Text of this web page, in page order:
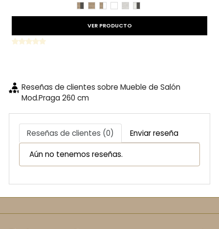
CAMBRIAN/PIZARRA
CAMBRIAN
CAMBRIAN/BLANCO
BLANCO
TIBETTIBET/PIZARRA
VER PRODUCTO
Reseñas de clientes sobre Mueble de Salón
Mod.Praga 260 cm
Reseñas de clientes (0) Enviar reseña
Aún no tenemos reseñas.